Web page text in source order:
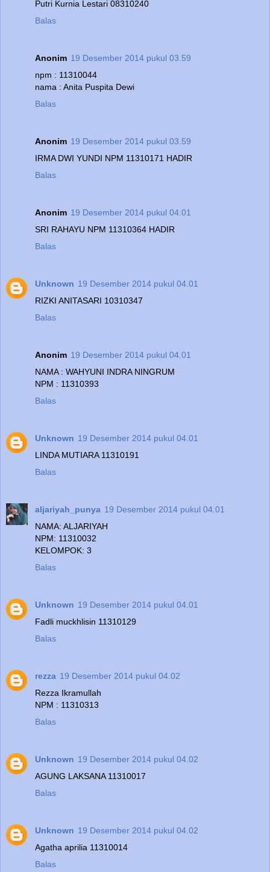
Putri Kurnia Lestari 08310240
Balas
Anonim 19 Desember 2014 pukul 03.59
npm : 11310044
nama : Anita Puspita Dewi
Balas
Anonim 19 Desember 2014 pukul 03.59
IRMA DWI YUNDI NPM 11310171 HADIR
Balas
Anonim 19 Desember 2014 pukul 04.01
SRI RAHAYU NPM 11310364 HADIR
Balas
Unknown 19 Desember 2014 pukul 04.01
RIZKI ANITASARI 10310347
Balas
Anonim 19 Desember 2014 pukul 04.01
NAMA : WAHYUNI INDRA NINGRUM
NPM : 11310393
Balas
Unknown 19 Desember 2014 pukul 04.01
LINDA MUTIARA 11310191
Balas
aljariyah_punya 19 Desember 2014 pukul 04.01
NAMA: ALJARIYAH
NPM: 11310032
KELOMPOK: 3
Balas
Unknown 19 Desember 2014 pukul 04.01
Fadli muckhlisin 11310129
Balas
rezza 19 Desember 2014 pukul 04.02
Rezza Ikramullah
NPM : 11310313
Balas
Unknown 19 Desember 2014 pukul 04.02
AGUNG LAKSANA 11310017
Balas
Unknown 19 Desember 2014 pukul 04.02
Agatha aprilia 11310014
Balas